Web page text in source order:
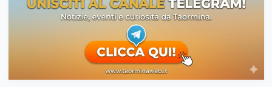
arrivi
dal